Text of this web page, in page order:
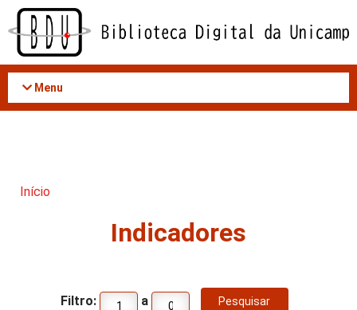
Acessar
conteúdo
Menu
Início
Indicadores
Filtro: a